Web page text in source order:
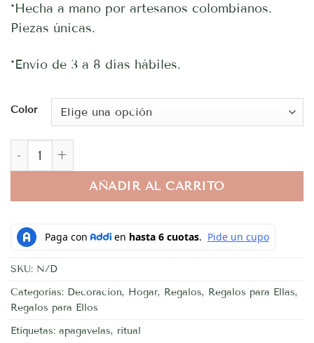
*Hecha a mano por artesanos colombianos.
Piezas únicas.
*Envío de 3 a 8 días hábiles.
Color
Apagavelas cantidad
AÑADIR AL CARRITO
SKU: N/D
Categorías: Decoracion, Hogar, Regalos, Regalos para Ellas,
Regalos para Ellos
Etiquetas: apagavelas, ritual